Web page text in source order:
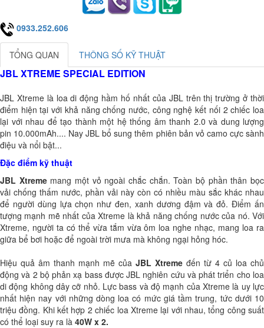
0933.252.606
TỔNG QUAN THÔNG SỐ KỸ THUẬT
JBL XTREME SPECIAL EDITION
JBL Xtreme là loa di động hầm hố nhất của JBL trên thị trường ở thời
điểm hiện tại với khả năng chống nước, công nghệ kết nối 2 chiếc loa
lại với nhau để tạo thành một hệ thống âm thanh 2.0 và dung lượng
pin 10.000mAh.... Nay JBL bổ sung thêm phiên bản vỏ camo cực sành
điệu và nổi bật...
Đặc điểm kỹ thuật
JBL Xtrememang một vỏ ngoài chắc chắn. Toàn bộ phần thân bọc
vải chống thấm nước, phần vải này còn có nhiều màu sắc khác nhau
để người dùng lựa chọn như đen, xanh dương đậm và đỏ. Điểm ấn
tượng mạnh mẽ nhất của Xtreme là khả năng chống nước của nó. Với
Xtreme, người ta có thể vừa tắm vừa ôm loa nghe nhạc, mang loa ra
giữa bể bơi hoặc để ngoài trời mưa mà không ngại hỏng hóc.
Hiệu quả âm thanh mạnh mẽ của JBL Xtreme đến từ 4 củ loa chủ
động và 2 bộ phản xạ bass được JBL nghiên cứu và phát triển cho loa
di động không dây cỡ nhỏ. Lực bass và độ mạnh của Xtreme là uy lực
nhất hiện nay với những dòng loa có mức giá tầm trung, tức dưới 10
triệu đồng. Khi kết hợp 2 chiếc loa Xtreme lại với nhau, tổng công suất
có thể loại suy ra là 40W x 2.